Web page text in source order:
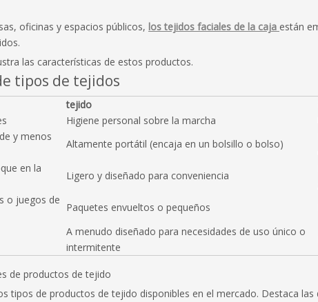
oficinas y espacios públicos, los tejidos faciales de la caja están
las características de estos productos.
tipos de tejidos
tejido
Higiene personal sobre la marcha
y menos
Altamente portátil (encaja en un bolsillo o bolso)
en la
Ligero y diseñado para conveniencia
o juegos de
Paquetes envueltos o pequeños
A menudo diseñado para necesidades de uso único o
intermitente
de productos de tejido
tipos de productos de tejido disponibles en el mercado. Destaca